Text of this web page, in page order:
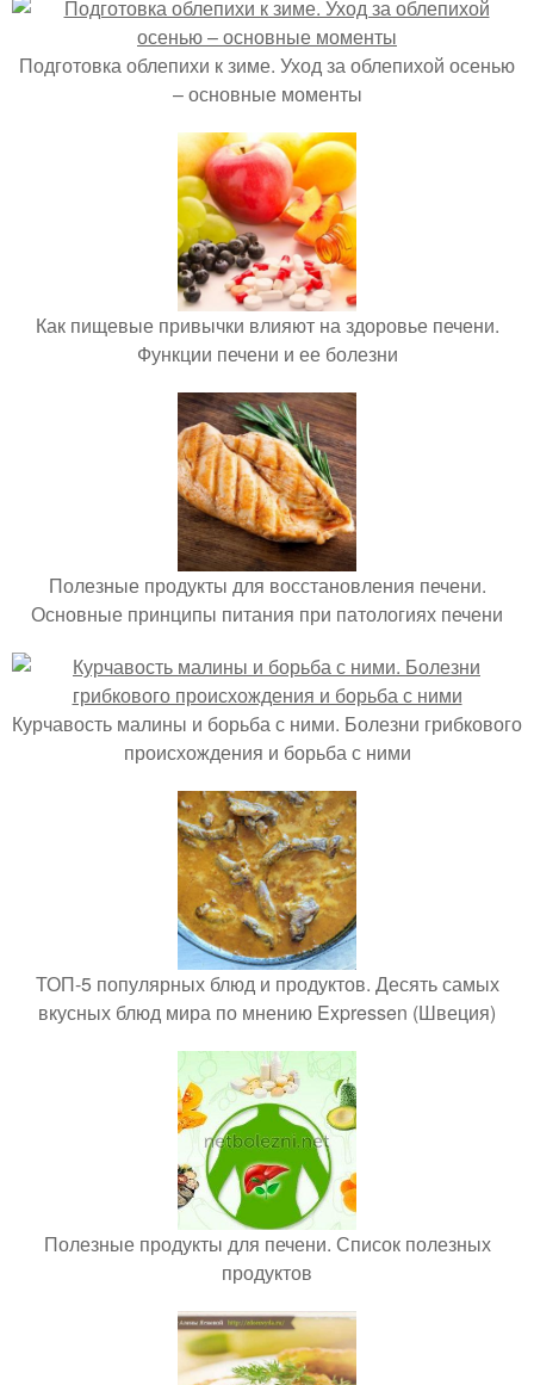
Подготовка облепихи к зиме. Уход за облепихой осенью
– основные моменты
Как пищевые привычки влияют на здоровье печени.
Функции печени и ее болезни
Полезные продукты для восстановления печени.
Основные принципы питания при патологиях печени
Курчавость малины и борьба с ними. Болезни грибкового
происхождения и борьба с ними
ТОП-5 популярных блюд и продуктов. Десять самых
вкусных блюд мира по мнению Expressen (Швеция)
Полезные продукты для печени. Список полезных
продуктов